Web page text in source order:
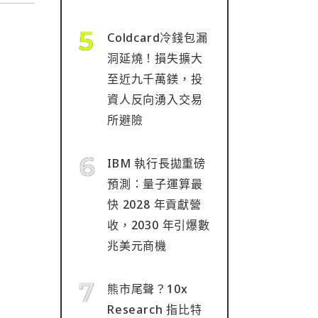
Coldcard冷錢包漏
洞延燒！損失擴大
至近九千萬鎂，投
資人反向湧入交易
所避險
IBM 執行長拋重磅
預測：量子運算最
快 2028 年貢獻營
收，2030 年引爆數
兆美元商機
熊市尾聲？10x
Research 指比特